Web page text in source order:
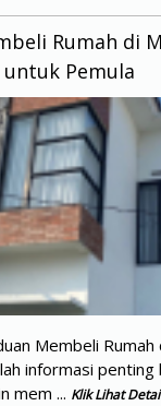
Rumah di
untuk Pemula
Membeli Rumah
informasi penting
mem ... Klik Lihat